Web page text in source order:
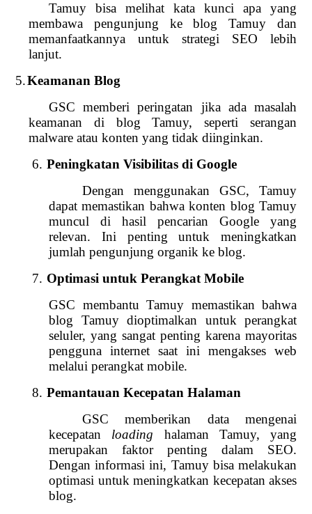
Tamuy bisa melihat kata kunci apa yang
membawa pengunjung ke blog Tamuy dan
memanfaatkannya untuk strategi SEO lebih
lanjut.
5.Keamanan Blog
GSC memberi peringatan jika ada masalah
keamanan di blog Tamuy, seperti serangan
malware atau konten yang tidak diinginkan.
6. Peningkatan Visibilitas di Google
Dengan menggunakan GSC, Tamuy
dapat memastikan bahwa konten blog Tamuy
muncul di hasil pencarian Google yang
relevan. Ini penting untuk meningkatkan
jumlah pengunjung organik ke blog.
7. Optimasi untuk Perangkat Mobile
GSC membantu Tamuy memastikan bahwa
blog Tamuy dioptimalkan untuk perangkat
seluler, yang sangat penting karena mayoritas
pengguna internet saat ini mengakses web
melalui perangkat mobile.
8. Pemantauan Kecepatan Halaman
GSC memberikan data mengenai
kecepatan loading halaman Tamuy, yang
merupakan faktor penting dalam SEO.
Dengan informasi ini, Tamuy bisa melakukan
optimasi untuk meningkatkan kecepatan akses
blog.